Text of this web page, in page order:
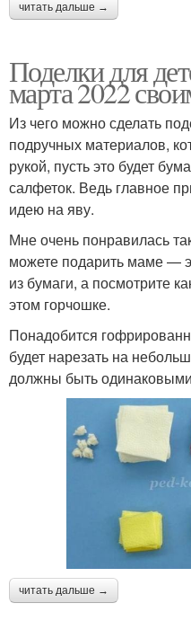
читать дальше →
Поделки для
марта 2022
Из чего можно сделать
подручных материалов,
рукой, пусть это будет
салфеток. Ведь главное
идею на яву.
Мне очень понравилась
можете подарить маме —
из бумаги, а посмотрите
этом горчошке.
Понадобится
будет нарезать на
должны быть
читать дальше →